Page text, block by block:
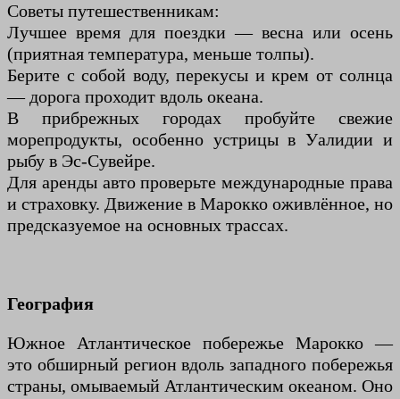
Советы путешественникам:
Лучшее время для поездки — весна или осень
(приятная температура, меньше толпы).
Берите с собой воду, перекусы и крем от солнца
— дорога проходит вдоль океана.
В прибрежных городах пробуйте свежие
морепродукты, особенно устрицы в Уалидии и
рыбу в Эс-Сувейре.
Для аренды авто проверьте международные права
и страховку. Движение в Марокко оживлённое, но
предсказуемое на основных трассах.
География
Южное Атлантическое побережье Марокко —
это обширный регион вдоль западного побережья
страны, омываемый Атлантическим океаном. Оно